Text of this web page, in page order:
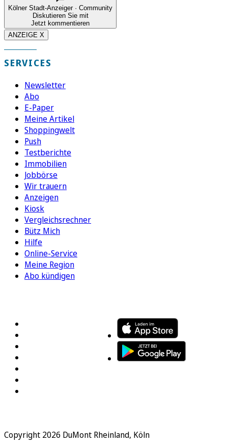
Kölner Stadt-Anzeiger · Community
Diskutieren Sie mit
Jetzt kommentieren
ANZEIGE X
SERVICES
Newsletter
Abo
E-Paper
Meine Artikel
Shoppingwelt
Push
Testberichte
Immobilien
Jobbörse
Wir trauern
Anzeigen
Kiosk
Vergleichsrechner
Bütz Mich
Hilfe
Online-Service
Meine Region
Abo kündigen
Copyright 2026 DuMont Rheinland, Köln